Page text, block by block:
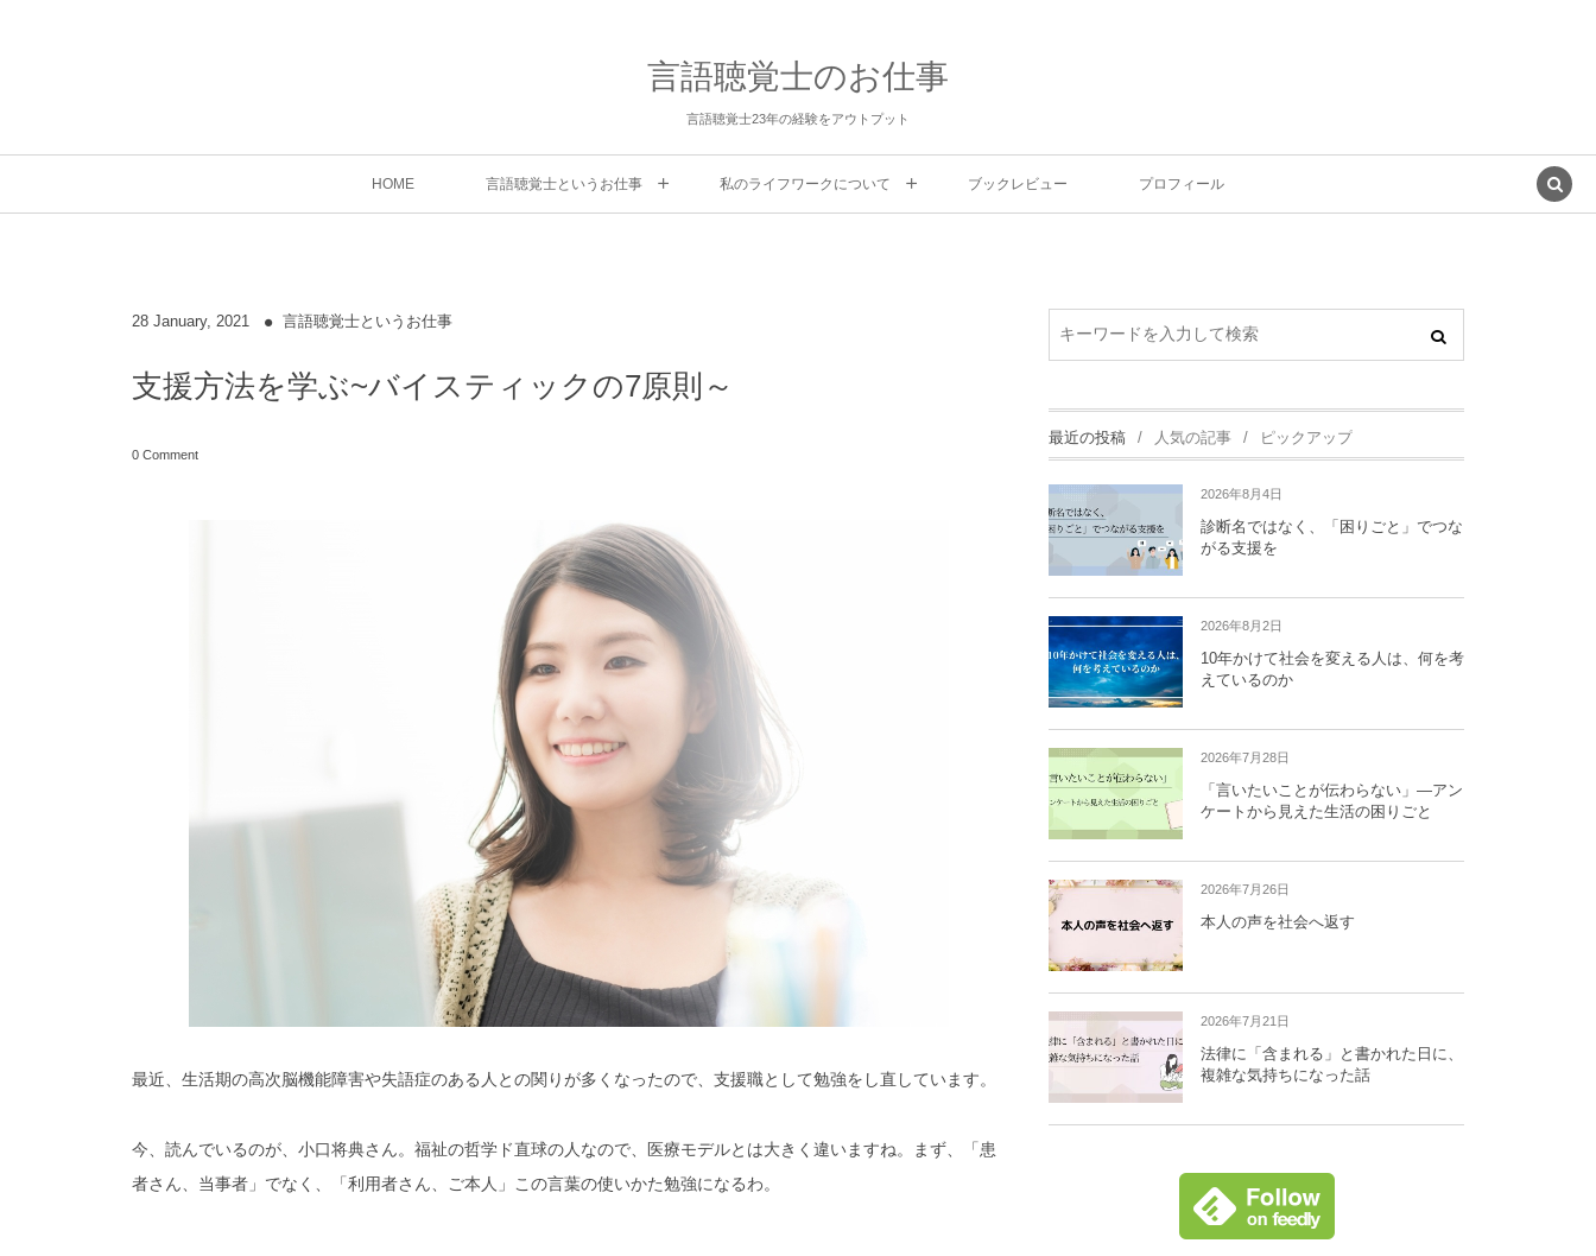
言語聴覚士のお仕事
言語聴覚士23年の経験をアウトプット
HOME 言語聴覚士というお仕事 私のライフワークについて ブックレビュー プロフィール
28 January, 2021 言語聴覚士というお仕事
支援方法を学ぶ~バイスティックの7原則～
0 Comment
最近、生活期の高次脳機能障害や失語症のある人との関りが多くなったので、支援職として勉強をし直しています。
今、読んでいるのが、小口将典さん。福祉の哲学ド直球の人なので、医療モデルとは大きく違いますね。まず、「患
者さん、当事者」でなく、「利用者さん、ご本人」この言葉の使いかた勉強になるわ。
最近の投稿 人気の記事 ピックアップ
2026年8月4日
診断名ではなく、「困りごと」でつな
がる支援を
2026年8月2日
10年かけて社会を変える人は、何を考
えているのか
2026年7月28日
「言いたいことが伝わらない」―アン
ケートから見えた生活の困りごと
2026年7月26日
本人の声を社会へ返す
2026年7月21日
法律に「含まれる」と書かれた日に、
複雑な気持ちになった話